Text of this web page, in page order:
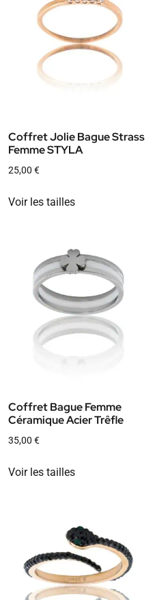
Coffret Jolie Bague Strass
Femme STYLA
25,00 €
Voir les tailles
Coffret Bague Femme
Céramique Acier Trêfle
35,00 €
Voir les tailles